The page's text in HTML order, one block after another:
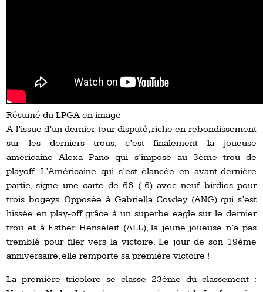
Résumé du LPGA en image
A l’issue d’un dernier tour disputé, riche en rebondissement
sur les derniers trous, c’est finalement la joueuse
américaine Alexa Pano qui s’impose au 3ème trou de
playoff. L’Américaine qui s’est élancée en avant-dernière
partie, signe une carte de 66 (-6) avec neuf birdies pour
trois bogeys. Opposée à Gabriella Cowley (ANG) qui s’est
hissée en play-off grâce à un superbe eagle sur le dernier
trou et à Esther Henseleit (ALL), la jeune joueuse n’a pas
tremblé pour filer vers la victoire. Le jour de son 19ème
anniversaire, elle remporte sa première victoire !
La première tricolore se classe 23ème du classement :